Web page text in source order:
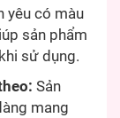
yêu có màu
sản phẩm
sử dụng.
Sản
mang